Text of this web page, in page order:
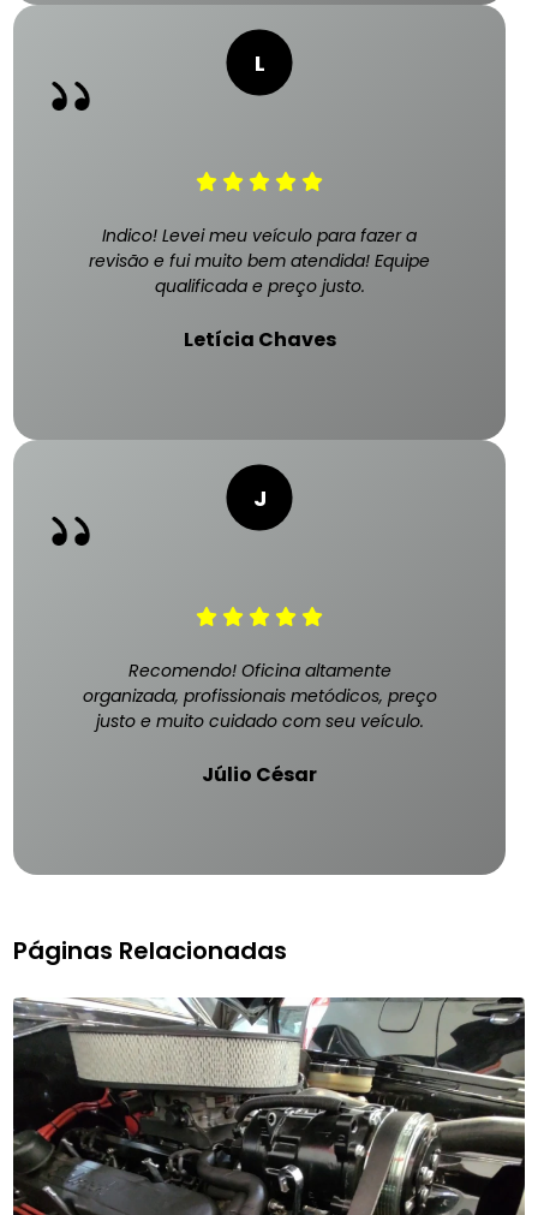
Indico! Levei meu veículo para fazer a
revisão e fui muito bem atendida! Equipe
qualificada e preço justo.
Letícia Chaves
Recomendo! Oficina altamente
organizada, profissionais metódicos, preço
justo e muito cuidado com seu veículo.
Júlio César
Páginas Relacionadas